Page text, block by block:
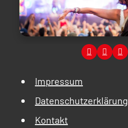
Impressum
Datenschutzerklärung
Kontakt